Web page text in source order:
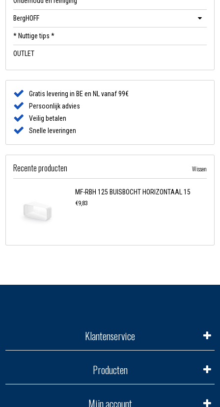
BergHOFF
* Nuttige tips *
OUTLET
Gratis levering in BE en NL vanaf 99€
Persoonlijk advies
Veilig betalen
Snelle leveringen
Recente producten Wissen
MF-RBH 125 BUISBOCHT HORIZONTAAL 15
€9,83
Klantenservice
Producten
Mijn account